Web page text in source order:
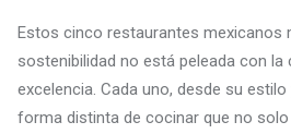
Estos cinco restaurantes mexicanos
sostenibilidad no está peleada con la
excelencia. Cada uno, desde su
forma distinta de cocinar que no